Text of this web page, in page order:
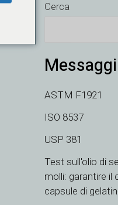
Cerca
ASTM F1921
ISO 8537
USP 381
Test sull'olio di
molli: garantire il
capsule di